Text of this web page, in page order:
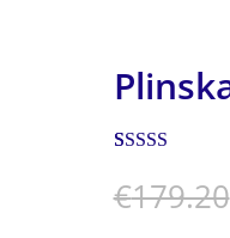
ocjena:5.00
od ukupno 5
€179.20